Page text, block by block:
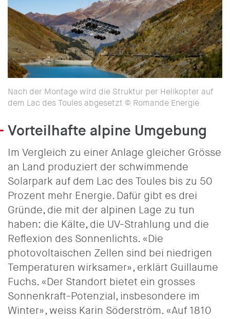
Nach der Montage wird die Struktur per Helikopter auf
dem Lac des Toules abgesetzt © Romande Energie
Vorteilhafte alpine Umgebung
Im Vergleich zu einer Anlage gleicher Grösse
an Land produziert der schwimmende
Solarpark auf dem Lac des Toules bis zu 50
Prozent mehr Energie. Dafür gibt es drei
Gründe, die mit der alpinen Lage zu tun
haben: die Kälte, die UV-Strahlung und die
Reflexion des Sonnenlichts. «Die
photovoltaischen Zellen sind bei niedrigen
Temperaturen wirksamer», erklärt Guillaume
Fuchs. «Der Standort bietet ein grosses
Sonnenkraft-Potenzial, insbesondere im
Winter», weiss Karin Söderström. «Auf 1810